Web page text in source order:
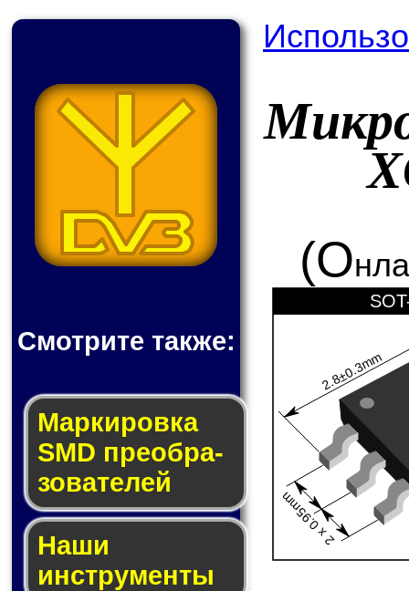
Смотрите также:
Мар­ки­ров­ка
SMD пре­об­ра­
зо­ва­те­лей
Наши
инструменты
(О
2.8±0.3mm
2 x 0.95mm